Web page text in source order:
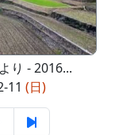
り - 2016...
11 (日)